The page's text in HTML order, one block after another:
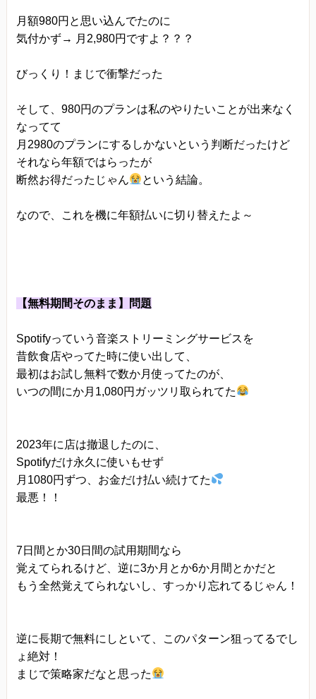
月額980円と思い込んでたのに
気付かず→ 月2,980円ですよ？？？
びっくり！まじで衝撃だった
そして、980円のプランは私のやりたいことが出来なく
なってて
月2980のプランにするしかないという判断だったけど
それなら年額ではらったが
断然お得だったじゃん
という結論。
なので、これを機に年額払いに切り替えたよ～
【無料期間そのまま】問題
Spotifyっていう音楽ストリーミングサービスを
昔飲食店やってた時に使い出して、
最初はお試し無料で数か月使ってたのが、
いつの間にか月1,080円ガッツリ取られてた
2023年に店は撤退したのに、
Spotifyだけ永久に使いもせず
月1080円ずつ、お金だけ払い続けてた
最悪！！
7日間とか30日間の試用期間なら
覚えてられるけど、逆に3か月とか6か月間とかだと
もう全然覚えてられないし、すっかり忘れてるじゃん！
逆に長期で無料にしといて、このパターン狙ってるでし
ょ絶対！
まじで策略家だなと思った